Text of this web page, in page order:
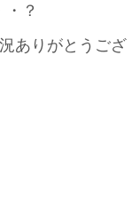
？
ありがとうござ